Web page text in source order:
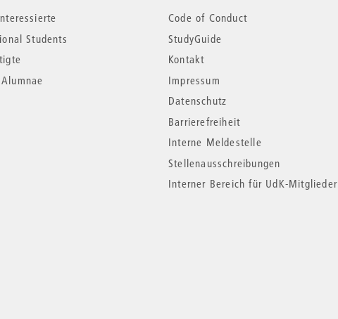
Students
Code of Conduct
StudyGuide
Kontakt
Impressum
Datenschutz
Barrierefreiheit
Interne Meldestelle
Stellenausschreibungen
Interner Bereich für UdK-Mitglieder